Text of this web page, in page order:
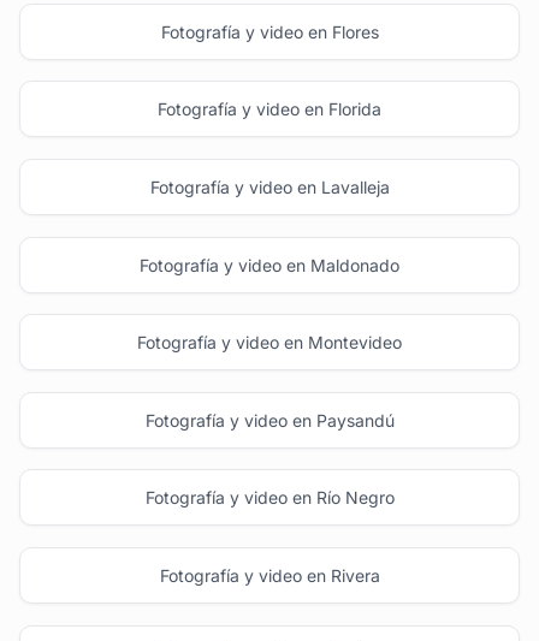
Fotografía y video en Flores
Fotografía y video en Florida
Fotografía y video en Lavalleja
Fotografía y video en Maldonado
Fotografía y video en Montevideo
Fotografía y video en Paysandú
Fotografía y video en Río Negro
Fotografía y video en Rivera